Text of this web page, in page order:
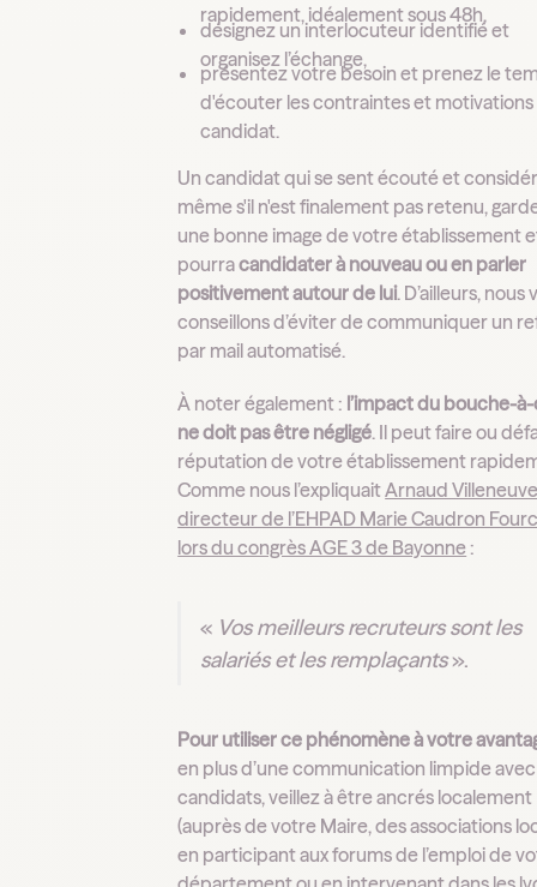
rapidement, idéalement sous 48h,
désignez un interlocuteur identifié et
organisez l’échange,
présentez votre besoin et prenez le
d'écouter les contraintes et
candidat.
Un candidat qui se sent écouté et
même s'il n'est finalement pas retenu,
une bonne image de votre établissement
pourracandidater à nouveau ou en parler
positivement autour de lui. D’ailleurs, nous
conseillons d’éviter de communiquer un
par mail automatisé.
À noter également : l’impact du bouche-
ne doit pas être négligé. Il peut faire ou
réputation de votre établissement
Comme nous l’expliquaitArnaud
directeur de l’EHPAD Marie Caudron
lors du congrès AGE 3 de Bayonne :
« Vos meilleurs recruteurs sont les
salariés et les remplaçants».
Pour utiliser ce phénomène à votre
en plus d’une communication limpide
candidats, veillez à être ancrés localement
(auprès de votre Maire, des associations
en participant aux forums de l’emploi de